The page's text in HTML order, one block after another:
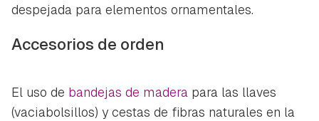
despejada para elementos ornamentales.
Accesorios de orden
El uso de bandejas de madera para las llaves
(vaciabolsillos) y cestas de fibras naturales en la